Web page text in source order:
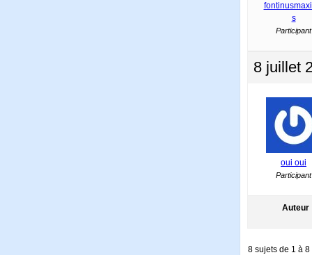
s
Participant
8 juillet
oui oui
Participant
Auteur
8 sujets de 1 à